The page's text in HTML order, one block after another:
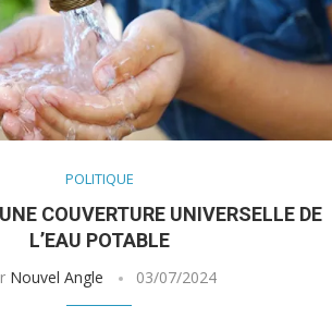
POLITIQUE
COUVERTURE UNIVERSELLE DE
L’EAU POTABLE
Nouvel Angle 03/07/2024